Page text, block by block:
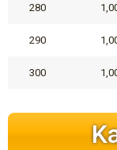
280
290
300